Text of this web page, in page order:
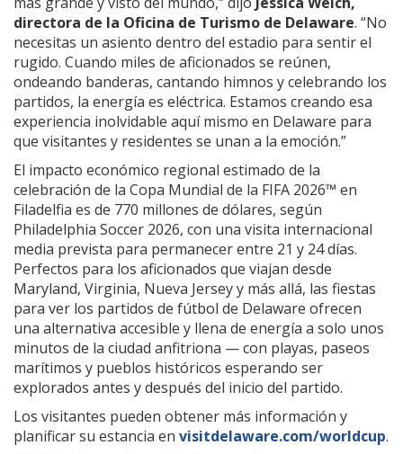
directora de la Oficina de Turismo de Delaware. “No
necesitas un asiento dentro del estadio para sentir el
rugido. Cuando miles de aficionados se reúnen,
ondeando banderas, cantando himnos y celebrando los
partidos, la energía es eléctrica. Estamos creando esa
experiencia inolvidable aquí mismo en Delaware para
que visitantes y residentes se unan a la emoción.”
El impacto económico regional estimado de la
celebración de la Copa Mundial de la FIFA 2026™ en
Filadelfia es de 770 millones de dólares, según
Philadelphia Soccer 2026, con una visita internacional
media prevista para permanecer entre 21 y 24 días.
Perfectos para los aficionados que viajan desde
Maryland, Virginia, Nueva Jersey y más allá, las fiestas
para ver los partidos de fútbol de Delaware ofrecen
una alternativa accesible y llena de energía a solo unos
minutos de la ciudad anfitriona — con playas, paseos
marítimos y pueblos históricos esperando ser
explorados antes y después del inicio del partido.
Los visitantes pueden obtener más información y
planificar su estancia en visitdelaware.com/worldcup.